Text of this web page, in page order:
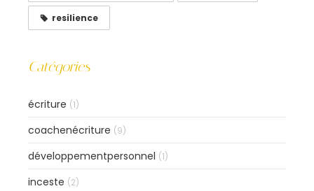
resilience
Catégories
écriture (1)
coachenécriture (9)
développementpersonnel (1)
inceste (2)